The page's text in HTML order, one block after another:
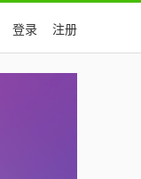
登录 注册